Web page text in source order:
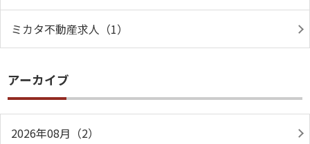
ミカタ不動産求人（1）
アーカイブ
2026年08月（2）